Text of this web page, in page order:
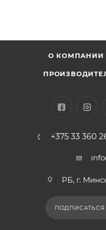
О КОМПАНИИ
+375 33 360
РБ, г.